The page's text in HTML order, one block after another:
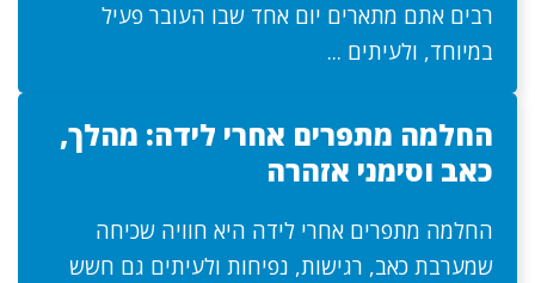
רבים אתם מתארים יום אחד שבו העובר פעיל
במיוחד, ולעיתים ...
החלמה מתפרים אחרי לידה: מהלך,
כאב וסימני אזהרה
החלמה מתפרים אחרי לידה היא חוויה שכיחה
שמערבת כאב, רגישות, נפיחות ולעיתים גם חשש